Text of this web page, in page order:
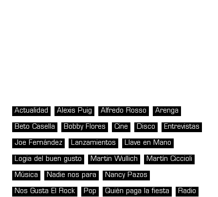
Actualidad Alexis Puig Alfredo Rosso Arenga
Beto Casella Bobby Flores Cine Disco Entrevistas
Joe Fernández Lanzamientos Llave en Mano
Logia del buen gusto Martin Wullich Martín Ciccioli
Música Nadie nos para Nancy Pazos
Nos Gusta El Rock Pop Quién paga la fiesta Radio